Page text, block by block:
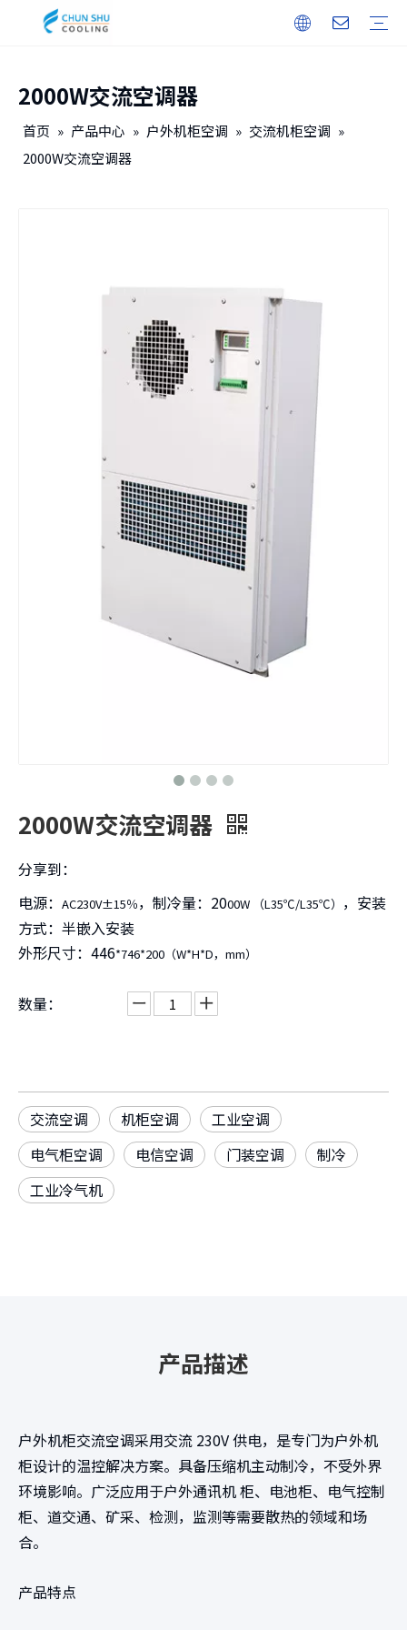
2000W交流空调器
首页 » 产品中心 » 户外机柜空调 » 交流机柜空调 »
2000W交流空调器
2000W交流空调器
分享到：
电源： AC230V±15％，制冷量：2000W （L35℃/L35℃） ，安装
方式：半嵌入安装
外形尺寸：446*746*200（W*H*D，mm）
数量：
交流空调 机柜空调
工业空调
电气柜空调
电信空调 门装空调
制冷
工业冷气机
产品描述
户外机柜交流空调采用交流 230V 供电，是专门为户外机
柜设计的温控解决方案。具备压缩机主动制冷，不受外界
环境影响。广泛应用于户外通讯机 柜、电池柜、电气控制
柜、道交通、矿采、检测，监测等需要散热的领域和场
合。
产品特点